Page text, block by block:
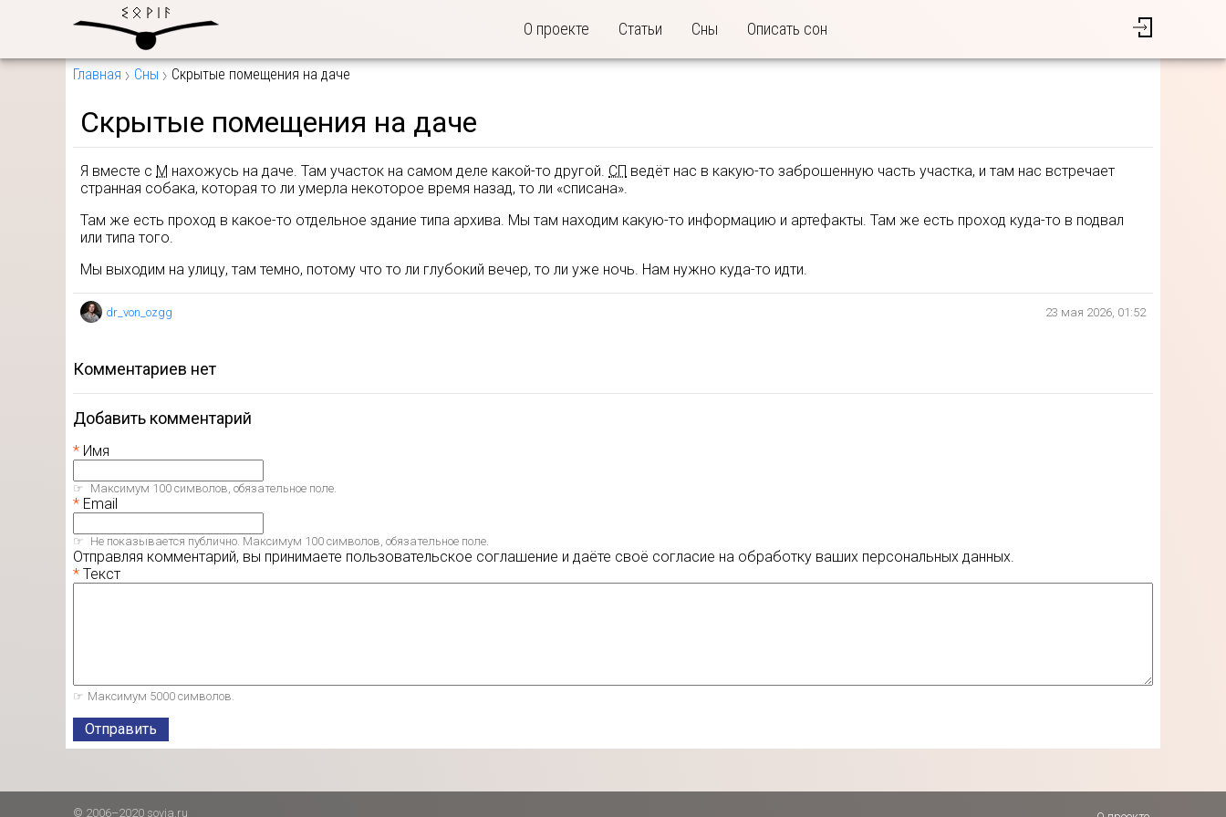
О проекте Статьи Сны Описать сон
Главная Сны Скрытые помещения на даче
Скрытые помещения на даче
Я вместе с М нахожусь на даче. Там участок на самом деле какой-то другой. СП ведёт нас в какую-то заброшенную часть участка, и там нас встречает
странная собака, которая то ли умерла некоторое время назад, то ли «списана».
Там же есть проход в какое-то отдельное здание типа архива. Мы там находим какую-то информацию и артефакты. Там же есть проход куда-то в подвал
или типа того.
Мы выходим на улицу, там темно, потому что то ли глубокий вечер, то ли уже ночь. Нам нужно куда-то идти.
dr_von_ozgg 23 мая 2026, 01:52
комментариев нет
Добавить комментарий
Имя
Максимум 100 символов, обязательное поле.
Email
Не показывается публично. Максимум 100 символов, обязательное поле.
Отправляя комментарий, вы принимаете пользовательское соглашение и даёте своё согласие на обработку ваших персональных данных.
Текст
Максимум 5000 символов.
Отправить
© 2006–2020 sovia.ru